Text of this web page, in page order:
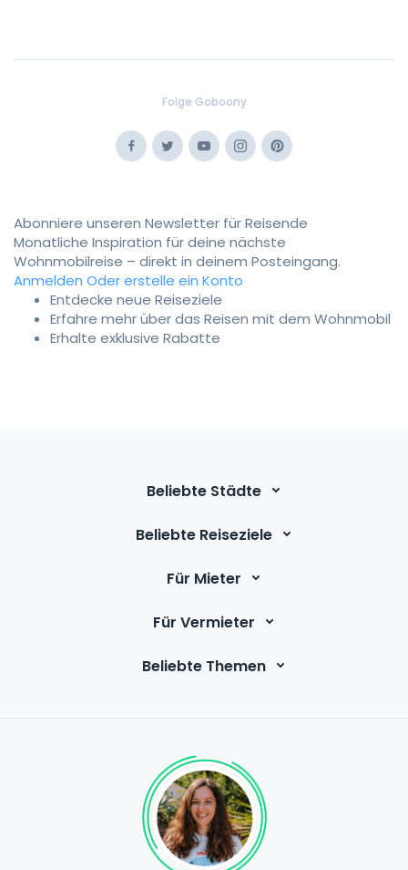
Folge Goboony
Facebook
TwitterYoutubeInstagramPinterest
Abonniere unseren Newsletter für Reisende
Monatliche Inspiration für deine nächste
Wohnmobilreise – direkt in deinem Posteingang.
Anmelden Oder erstelle ein Konto
Entdecke neue Reiseziele
Erfahre mehr über das Reisen mit dem Wohnmobil
Erhalte exklusive Rabatte
Beliebte Städte
Beliebte Reiseziele
Für Mieter
Für Vermieter
Beliebte Themen